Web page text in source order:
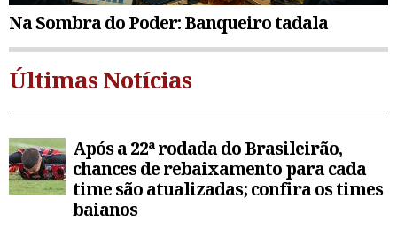
Na Sombra do Poder: Banqueiro tadala
Últimas Notícias
Após a 22ª rodada do Brasileirão,
chances de rebaixamento para cada
time são atualizadas; confira os times
baianos